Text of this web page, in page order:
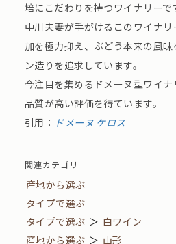
培にこだわりを持つワイナリーで
中川夫妻が手がけるこのワイナ
加を極力抑え、ぶどう本来の風
ン造りを追求しています。
今注目を集めるドメーヌ型ワイ
品質が高い評価を得ています。
引用： ドメーヌ ケロス
関連カテゴリ
産地から選ぶ
タイプで選ぶ
タイプで選ぶ ＞ 白ワイン
産地から選ぶ ＞ 山形